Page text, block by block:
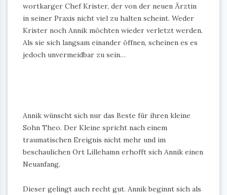
wortkarger Chef Krister, der von der neuen Ärztin
in seiner Praxis nicht viel zu halten scheint. Weder
Krister noch Annik möchten wieder verletzt werden.
Als sie sich langsam einander öffnen, scheinen es es
jedoch unvermeidbar zu sein…
Annik wünscht sich nur das Beste für ihren kleine
Sohn Theo. Der Kleine spricht nach einem
traumatischen Ereignis nicht mehr und im
beschaulichen Ort Lillehamn erhofft sich Annik einen
Neuanfang.
Dieser gelingt auch recht gut. Annik beginnt sich als